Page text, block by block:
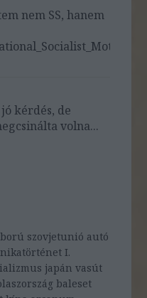
nem SS, hanem
kérdés, de
volna...
szovjetunió autó
I.
japán vasút
baleset